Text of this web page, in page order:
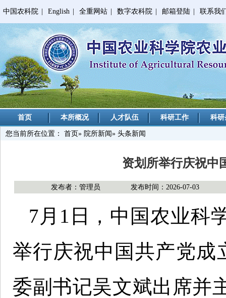
中国农科院 English 全重网站 数字农科院 邮箱登陆 联系我
首页 本所概况 人才队伍 科研工作 科
您当前所在位置： 首页» 院所新闻» 头条新闻
资划所举行庆祝中
发布者：管理员 发布时间：2026-07-03
7月1日，中国农业科
举行庆祝中国共产党成
委副书记吴文斌出席并